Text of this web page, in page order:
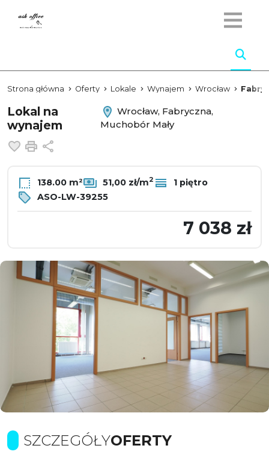
Strona główna Oferty Lokale Wynajem Wrocław
Lokal na
wynajem
Wrocław, Fabryczna,
Muchobór Mały
Dodaj do ulubionych
Drukuj
138.00 m² 51,00 zł/m2
1 piętro
ASO-LW-39255
7 038 zł
SZCZEGÓŁYOFERTY